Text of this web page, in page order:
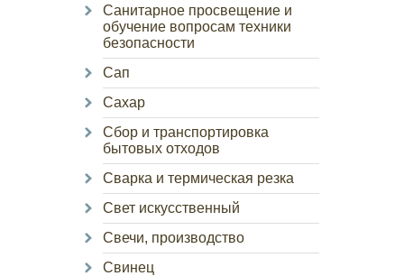
Санитарное просвещение и
обучение вопросам техники
безопасности
Сап
Сахар
Сбор и транспортировка
бытовых отходов
Сварка и термическая резка
Свет искусственный
Свечи, производство
Свинец